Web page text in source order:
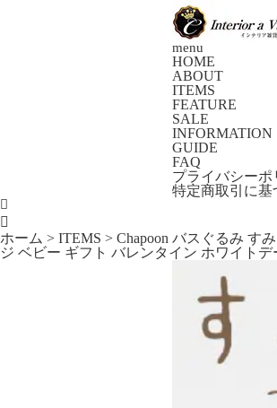
menu
HOME
ABOUT
ITEMS
FEATURE
SALE
INFORMATION
GUIDE
FAQ
プライバシーポ
特定商取引に基

ホーム > ITEMS > Chapoon バスぐるみ す
ジ ベビー ギフト バレンタイン ホワイトデ